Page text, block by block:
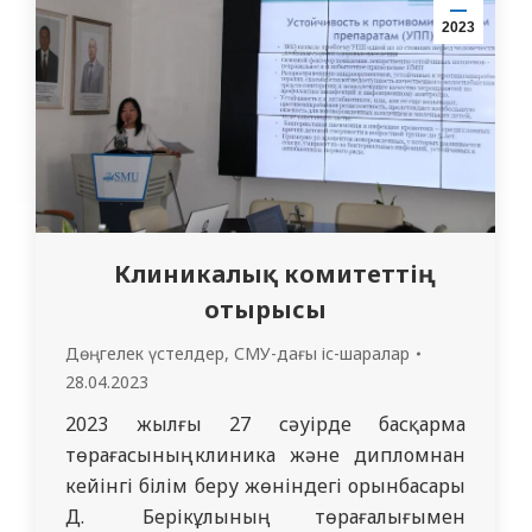
кезеңінде маңызды рөл атқарады. Іс-шара
олимпиадаға қатысушыларды кафедра
меңгерушісі саясаттану ғылымдарының
докторы Г.Т.…
2023
Клиникалық комитеттің
отырысы
Дөңгелек үстелдер, СМУ-дағы іс-шаралар
28.04.2023
2023 жылғы 27 сәуірде басқарма
төрағасының клиника және дипломнан
кейінгі білім беру жөніндегі орынбасары
Д. Берікұлының төрағалығымен